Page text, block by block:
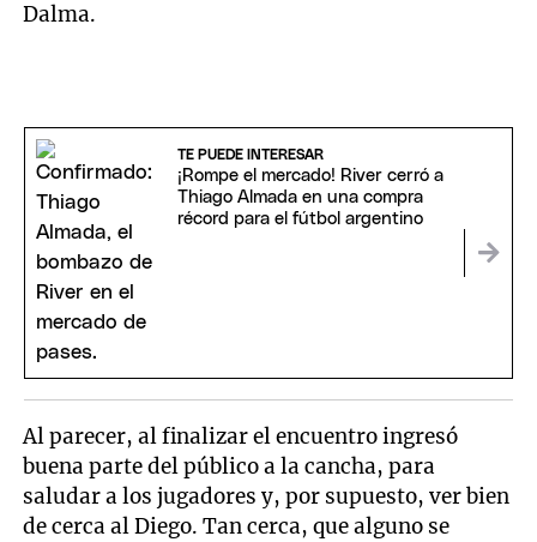
Dalma.
TE PUEDE INTERESAR
¡Rompe el mercado! River cerró a
Thiago Almada en una compra
récord para el fútbol argentino
Al parecer, al finalizar el encuentro ingresó
buena parte del público a la cancha, para
saludar a los jugadores y, por supuesto, ver bien
de cerca al Diego. Tan cerca, que alguno se